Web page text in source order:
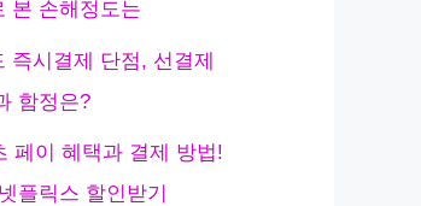
본 손해정도는
즉시결제 단점, 선결제
함정은?
페이 혜택과 결제 방법!
플릭스 할인받기